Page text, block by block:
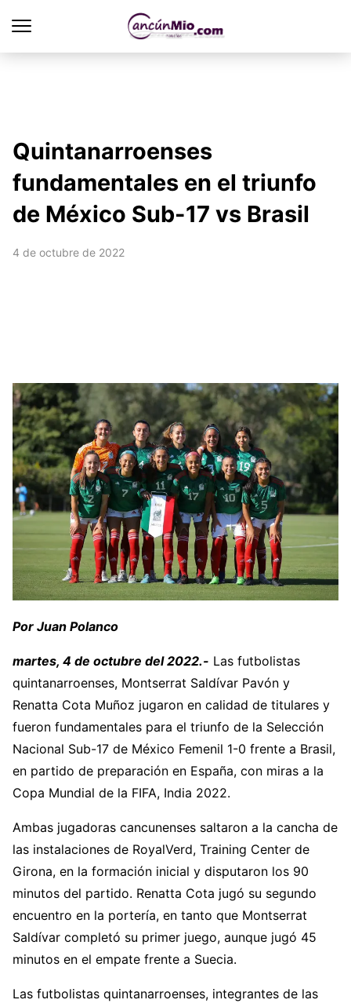
Quintanarroenses
fundamentales en el triunfo
de México Sub-17 vs Brasil
4 de octubre de 2022
Por Juan Polanco
martes, 4 de octubre del 2022.- Las futbolistas
quintanarroenses, Montserrat Saldívar Pavón y
Renatta Cota Muñoz jugaron en calidad de titulares y
fueron fundamentales para el triunfo de la Selección
Nacional Sub-17 de México Femenil 1-0 frente a Brasil,
en partido de preparación en España, con miras a la
Copa Mundial de la FIFA, India 2022.
Ambas jugadoras cancunenses saltaron a la cancha de
las instalaciones de RoyalVerd, Training Center de
Girona, en la formación inicial y disputaron los 90
minutos del partido. Renatta Cota jugó su segundo
encuentro en la portería, en tanto que Montserrat
Saldívar completó su primer juego, aunque jugó 45
minutos en el empate frente a Suecia.
Las futbolistas quintanarroenses, integrantes de las